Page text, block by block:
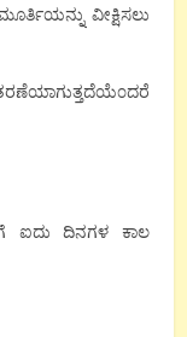
ವೀಕ್ಷಿಸಲು
ಐದು ದಿನಗಳ ಕಾಲ